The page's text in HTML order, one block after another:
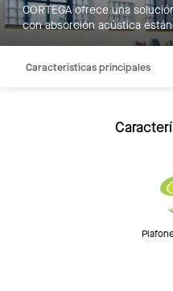
CORTEGA ofrece una
con absorción acústica
Características principales